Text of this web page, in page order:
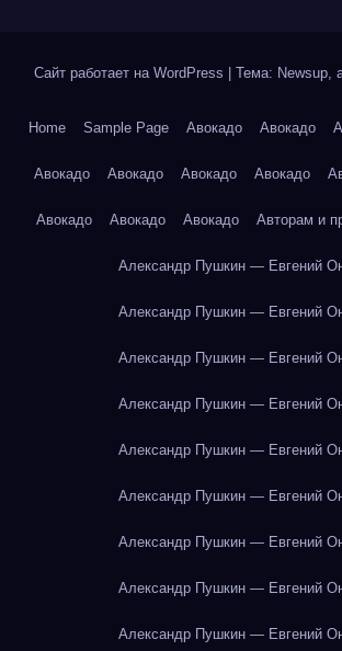
Сайт работает на WordPress Тема: Newsup,
Home Sample Page Авокадо Авокадо
Авокадо Авокадо Авокадо Авокадо
Авокадо Авокадо Авокадо Авторам и
Александр Пушкин — Евгений
Александр Пушкин — Евгений
Александр Пушкин — Евгений
Александр Пушкин — Евгений
Александр Пушкин — Евгений
Александр Пушкин — Евгений
Александр Пушкин — Евгений
Александр Пушкин — Евгений
Александр Пушкин — Евгений